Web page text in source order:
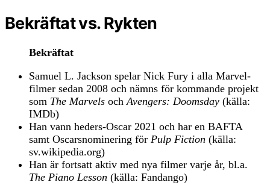
Bekräftat vs. Rykten
Bekräftat
Samuel L. Jackson spelar Nick Fury i alla Marvel-
filmer sedan 2008 och nämns för kommande projekt
som The Marvels ochAvengers: Doomsday (källa:
IMDb)
Han vann heders-Oscar 2021 och har en BAFTA
samt Oscarsnominering för Pulp Fiction (källa:
sv.wikipedia.org)
Han är fortsatt aktiv med nya filmer varje år, bl.a.
The Piano Lesson (källa: Fandango)